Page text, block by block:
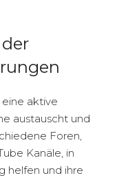
eine aktive
austauscht und
Foren,
Kanäle, in
helfen und ihre